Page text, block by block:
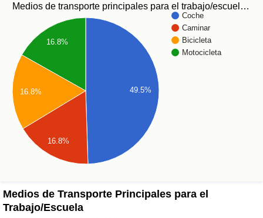
Medios de transporte principales para el trabajo/escuel…
Coche
Caminar
Bicicleta
Motocicleta
49.5%
16.8%
16.8%
16.8%
Medios de Transporte Principales para el
Trabajo/Escuela
Índice de criminalidad por país
Sanidad
Índice de Sanidad (Actual)
Índice de Sanidad
Índice de Sanidad por País
Índice de Contaminación (Actual)